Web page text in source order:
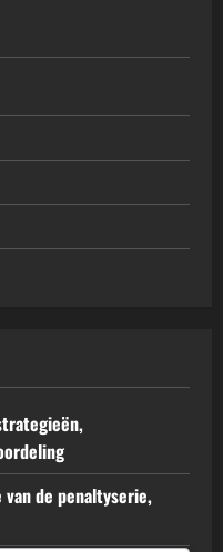
de penaltyserie,